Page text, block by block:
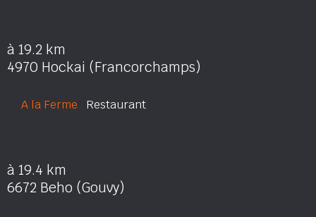
à 19.2 km
4970 Hockai (Francorchamps)
A la Ferme Restaurant
à 19.4 km
6672 Beho (Gouvy)